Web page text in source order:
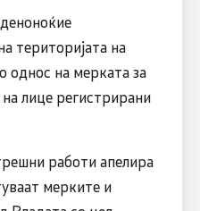
територијата на
однос на мерката за
лице регистрирани
работи апелира
мерките и